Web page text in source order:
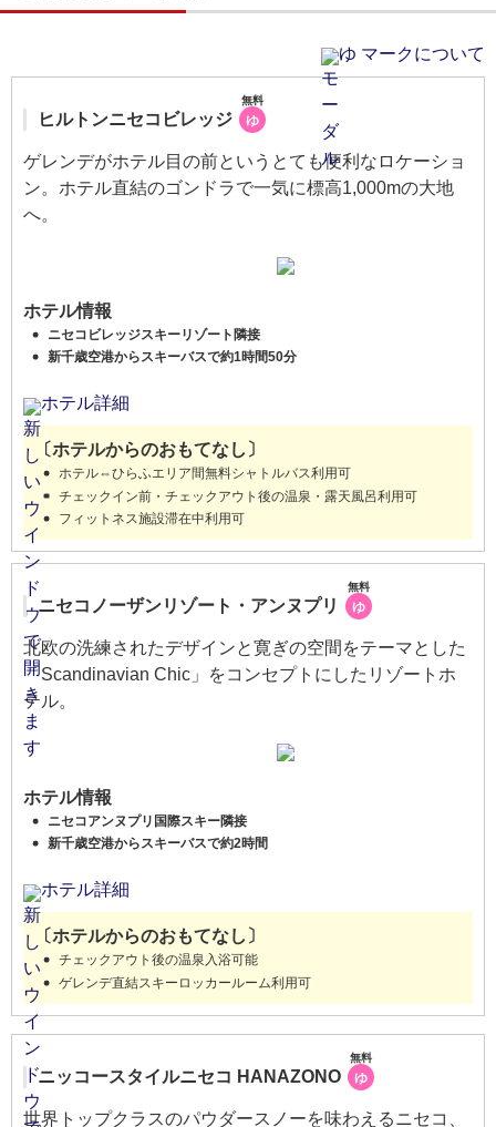
ゆ マークについて
ヒルトンニセコビレッジ
無料
ゆ
ゲレンデがホテル目の前というとても便利なロケーショ
ン。ホテル直結のゴンドラで一気に標高1,000mの大地
へ。
ホテル情報
ニセコビレッジスキーリゾート隣接
新千歳空港からスキーバスで約1時間50分
ホテル詳細
〔ホテルからのおもてなし〕
ホテル⇔ひらふエリア間無料シャトルバス利用可
チェックイン前・チェックアウト後の温泉・露天風呂利用可
フィットネス施設滞在中利用可
ニセコノーザンリゾート・アンヌプリ
無料
ゆ
北欧の洗練されたデザインと寛ぎの空間をテーマとした
「Scandinavian Chic」をコンセプトにしたリゾートホ
テル。
ホテル情報
ニセコアンヌプリ国際スキー隣接
新千歳空港からスキーバスで約2時間
ホテル詳細
〔ホテルからのおもてなし〕
チェックアウト後の温泉入浴可能
ゲレンデ直結スキーロッカールーム利用可
ニッコースタイルニセコ HANAZONO
無料
ゆ
世界トップクラスのパウダースノーを味わえるニセコ、